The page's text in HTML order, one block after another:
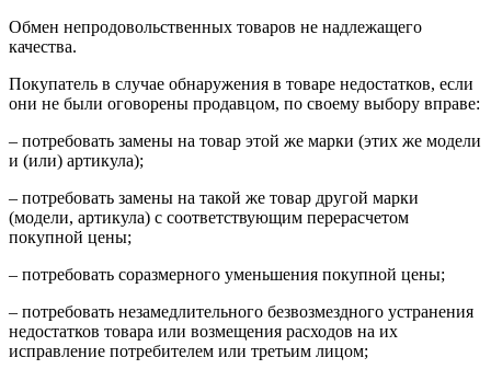
Обмен непродовольственных товаров не надлежащего
качества.
Покупатель в случае обнаружения в товаре недостатков, если
они не были оговорены продавцом, по своему выбору вправе:
– потребовать замены на товар этой же марки (этих же модели
и (или) артикула);
– потребовать замены на такой же товар другой марки
(модели, артикула) с соответствующим перерасчетом
покупной цены;
– потребовать соразмерного уменьшения покупной цены;
– потребовать незамедлительного безвозмездного устранения
недостатков товара или возмещения расходов на их
исправление потребителем или третьим лицом;